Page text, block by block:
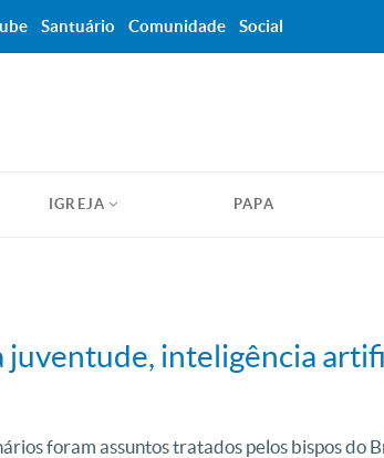
IGREJA PAPA
juventude, inteligência
foram assuntos tratados pelos bispos do
Santuário Comunidade Social